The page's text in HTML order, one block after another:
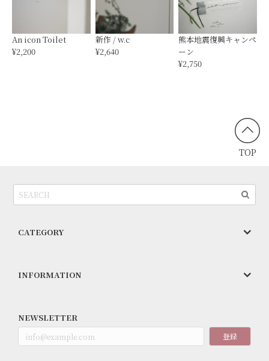
An icon Toilet
¥2,200
新作 / w.c
¥2,640
熊本地震復興キャンペ
ーン
¥2,750
TOP
CATEGORY
INFORMATION
NEWSLETTER
登録